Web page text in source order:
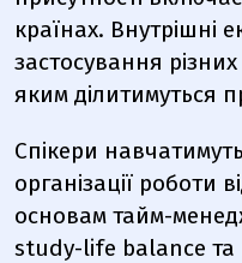
країнах. Внутрішні
застосування
яким ділитимуться
Спікери
організації роботи
основам тайм-
study-life balance